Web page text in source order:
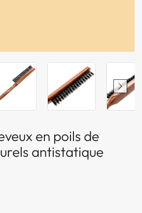
en poils de
antistatique